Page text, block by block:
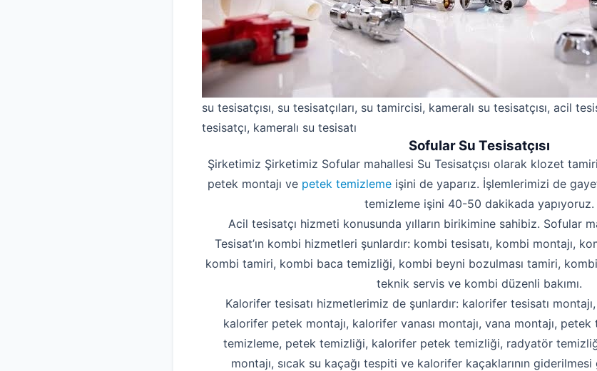
su tesisatçısı, su tesisatçıları, su tamircisi, kameralı su tesisatçısı, acil
tesisatçı, kameralı su tesisatı
Sofular Su Tesisatçısı
Şirketimiz Şirketimiz Sofular mahallesi Su Tesisatçısı olarak klozet
petek montajı ve petek temizlemeişini de yaparız. İşlemlerimizi de
temizleme işini 40-50 dakikada yapıyoruz.
Acil tesisatçı hizmeti konusunda yılların birikimine sahibiz. Sofular
Tesisat’ın kombi hizmetleri şunlardır: kombi tesisatı, kombi montajı,
kombi tamiri, kombi baca temizliği, kombi beyni bozulması tamiri,
teknik servis ve kombi düzenli bakımı.
Kalorifer tesisatı hizmetlerimiz de şunlardır: kalorifer tesisatı
kalorifer petek montajı, kalorifer vanası montajı, vana montajı,
temizleme, petek temizliği, kalorifer petek temizliği, radyatör
montajı, sıcak su kaçağı tespiti ve kalorifer kaçaklarının